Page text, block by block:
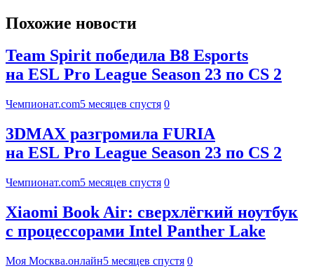
Похожие новости
Team Spirit победила B8 Esports
на ESL Pro League Season 23 по CS 2
Чемпионат.com5 месяцев спустя 0
3DMAX разгромила FURIA
на ESL Pro League Season 23 по CS 2
Чемпионат.com5 месяцев спустя 0
Xiaomi Book Air: сверхлёгкий ноутбук
с процессорами Intel Panther Lake
Моя Москва.онлайн5 месяцев спустя 0